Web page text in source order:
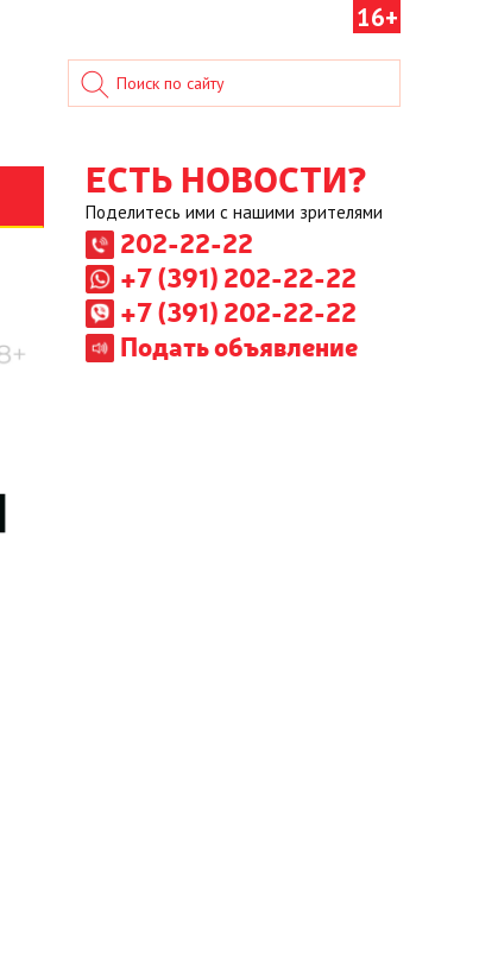
16+
ЕСТЬ НОВОСТИ?
Поделитесь ими с нашими зрителями
202-22-22
+7 (391) 202-22-22
+7 (391) 202-22-22
Подать объявление